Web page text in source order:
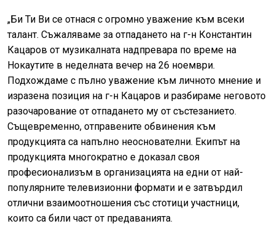
„Би Ти Ви се отнася с огромно уважение към всеки
талант. Съжаляваме за отпадането на г-н Константин
Кацаров от музикалната надпревара по време на
Нокаутите в неделната вечер на 26 ноември.
Подхождаме с пълно уважение към личното мнение и
изразена позиция на г-н Кацаров и разбираме неговото
разочарование от отпадането му от състезанието.
Същевременно, отправените обвинения към
продукцията са напълно неоснователни. Екипът на
продукцията многократно е доказал своя
професионализъм в организацията на едни от най-
популярните телевизионни формати и е затвърдил
отлични взаимоотношения със стотици участници,
които са били част от предаванията.